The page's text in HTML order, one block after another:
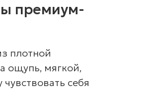
премиум-
плотной
ощупь, мягкой,
себя